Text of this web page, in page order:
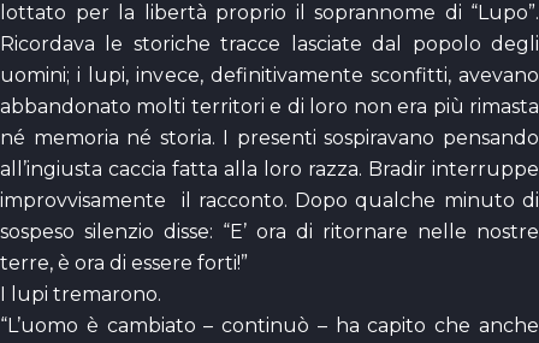
lottato per la libertà proprio il soprannome di “Lupo”.
Ricordava le storiche tracce lasciate dal popolo degli
uomini; i lupi, invece, definitivamente sconfitti, avevano
abbandonato molti territori e di loro non era più rimasta
né memoria né storia. I presenti sospiravano pensando
all’ingiusta caccia fatta alla loro razza. Bradir interruppe
improvvisamente il racconto. Dopo qualche minuto di
sospeso silenzio disse: “E’ ora di ritornare nelle nostre
terre, è ora di essere forti!”
I lupi tremarono.
“L’uomo è cambiato – continuò – ha capito che anche